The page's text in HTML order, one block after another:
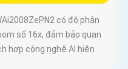
có độ phân
số 16x, đảm bảo quan
hợp công nghệ AI hiện